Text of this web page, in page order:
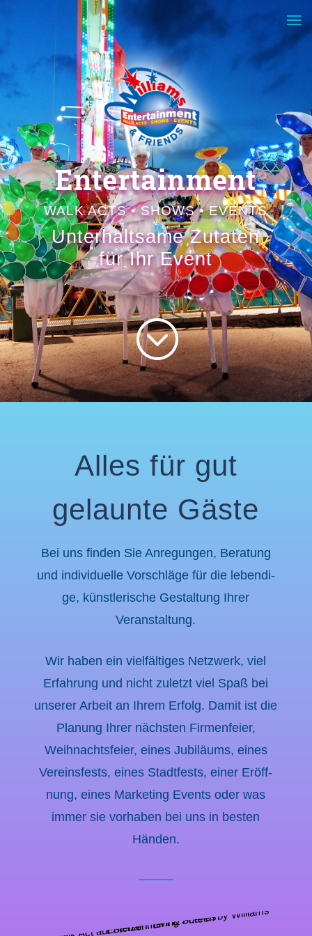
Enter­tain­ment
WALK ACTS • SHOWS • EVENTS
Unter­halt­sa­me Zutaten
für Ihr Event
;
Alles für gut
gelaun­te Gäste
Bei uns finden Sie Anregun­gen, Beratung
und indivi­du­el­le Vorschlä­ge für die leben­di­
ge, künst­le­ri­sche Gestal­tung Ihrer
Veranstaltung.
Wir haben ein vielfäl­ti­ges Netzwerk, viel
Erfah­rung und nicht zuletzt viel Spaß bei
unserer Arbeit an Ihrem Erfolg. Damit ist die
Planung Ihrer nächs­ten Firmen­fei­er,
Weihnachts­fei­er, eines Jubilä­ums, eines
Vereins­fests, eines Stadt­fests, einer Eröff­
nung, eines Marke­ting Events oder was
immer sie vorha­ben bei uns in besten
Händen.